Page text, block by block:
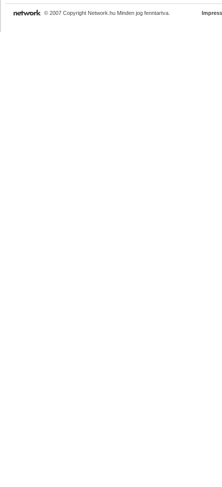
© 2007 Copyright Network.hu Minden jog fenntartva.